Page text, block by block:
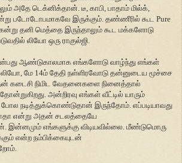
அதே டெக்னிக்தான். டீ, காபி, பாதாம் மில்க்,
படோடோபமாகவே இருக்கும். தண்ணீரில் கூட Pure
தனி மெத்தை இருந்தாலும் கூட மக்களோடு
லியோ ஒரு ராகுல்ஜி.
ஆண்டுகாலமாக எங்களோடு வாழ்ந்து எங்கள்
மே 14ம் தேதி நள்ளிரவோடு தன்னுடைய மூச்சை
கடைசி நிமிட வேதனைகளை நினைத்தால்
அன்றிரவு எங்கள் வீட்டில் யாரும்
போல நடித்துக்கொண்டுதான் இருந்தோம். எப்படியாவது
என்று அதன் சடலத்தையே
இன்னமும் எங்களுக்கு விடியவில்லை. மீண்டுமொரு
என்ற நம்பிக்கையுடன்